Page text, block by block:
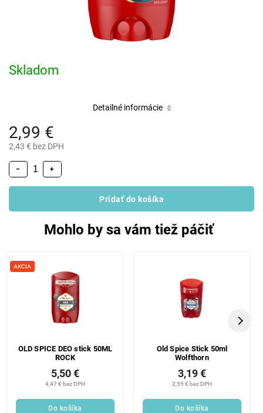
2,99 €
2,43 € bez DPH
Skladom
+
−
Pridať do košíka
Detailné informácie
Mohlo by sa vám tiež páčiť
AKCIA
OLD SPICE DEO stick 50ML
ROCK
4,47 € bez DPH
5,50 €
Do košíka
Old Spice Stick 50ml
Wolfthorn
2,59 € bez DPH
3,19 €
Do košíka